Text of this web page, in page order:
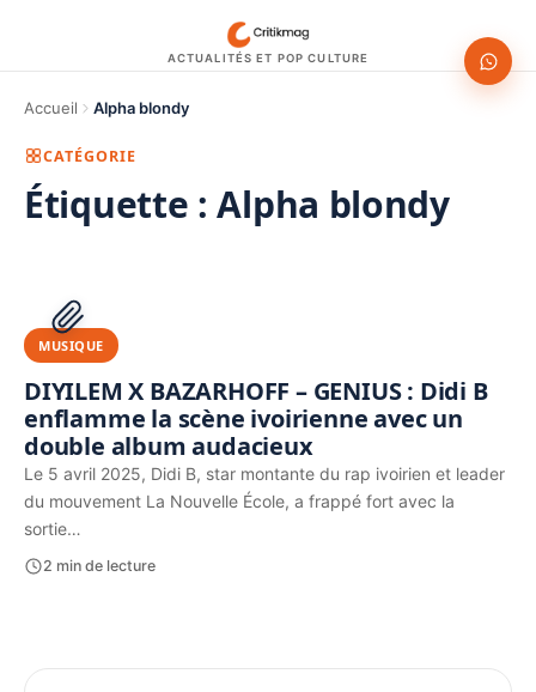
ACTUALITÉS ET POP CULTURE
Accueil Alpha blondy
CATÉGORIE
Étiquette :Alpha blondy
PUBLICITÉ
MUSIQUE
DIYILEM X BAZARHOFF – GENIUS : Didi B
enflamme la scène ivoirienne avec un
double album audacieux
Le 5 avril 2025, Didi B, star montante du rap ivoirien et leader
du mouvement La Nouvelle École, a frappé fort avec la
sortie…
2 min de lecture